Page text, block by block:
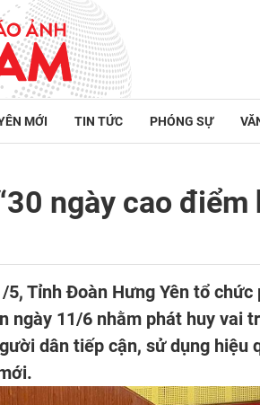
MỚI TIN TỨC PHÓNG SỰ
ngày cao
5, Tỉnh Đoàn Hưng Yên tổ
ngày 11/6 nhằm phát huy vai
dân tiếp cận, sử dụng